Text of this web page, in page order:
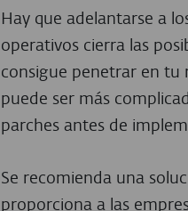
Hay que adelantarse a
operativos cierra las
consigue penetrar en tu
puede ser más
parches antes de
Se recomienda una
proporciona a las